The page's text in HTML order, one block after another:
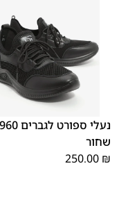
41
42
43
נעלי ספורט
שחור
250.00 ₪